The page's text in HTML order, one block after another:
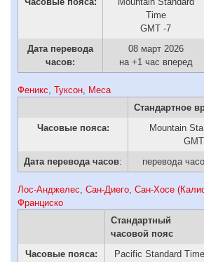
Time
GMT -7
Дата перевода
часов:
08 март 2026
на +1 час вперед
Феникс Туксон
Меса
Стандартное
Часовые пояса:
Mountain
Дата перевода часов: перевода
Лос-Анджелес, Сан-Диего, Сан-Хосе
Франциско
Стандартный
часовой пояс
Часовые пояса:
Pacific Standard Time